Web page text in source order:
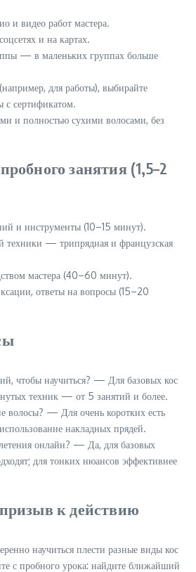
и видео работ мастера.
и на картах.
— в маленьких группах больше
для работы), выбирайте
с сертификатом.
и полностью сухими волосами, без
занятия (1,5–2
и инструменты (10–15 минут).
техники — трипрядная и французская
мастера (40–60 минут).
ответы на вопросы (15–20
чтобы научиться? — Для базовых кос
техник — от 5 занятий и более.
волосы? — Для очень коротких есть
накладных прядей.
онлайн? — Да, для базовых
для тонких нюансов эффективнее
к действию
научиться плести разные виды кос
с пробного урока: найдите ближайший